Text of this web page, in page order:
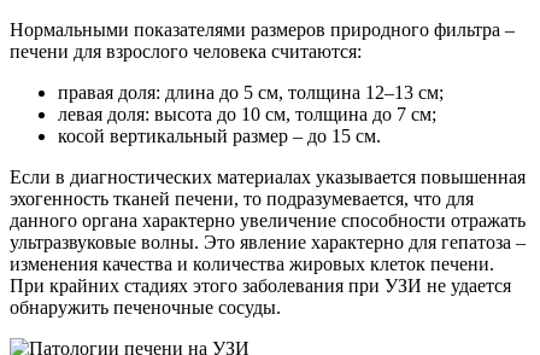
Нормальными показателями размеров природного фильтра –
печени для взрослого человека считаются:
правая доля: длина до 5 см, толщина 12–13 см;
левая доля: высота до 10 см, толщина до 7 см;
косой вертикальный размер – до 15 см.
Если в диагностических материалах указывается повышенная
эхогенность тканей печени, то подразумевается, что для
данного органа характерно увеличение способности отражать
ультразвуковые волны. Это явление характерно для гепатоза –
изменения качества и количества жировых клеток печени.
При крайних стадиях этого заболевания при УЗИ не удается
обнаружить печеночные сосуды.